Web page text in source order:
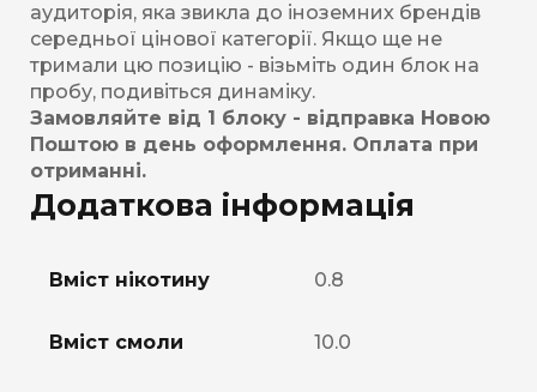
аудиторія, яка звикла до іноземних брендів
середньої цінової категорії. Якщо ще не
тримали цю позицію - візьміть один блок на
пробу, подивіться динаміку.
Замовляйте від 1 блоку - відправка Новою
Поштою в день оформлення. Оплата при
отриманні.
Додаткова інформація
Вміст нікотину 0.8
Вміст смоли 10.0